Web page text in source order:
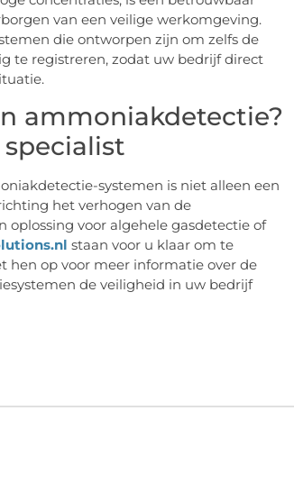
van een veilige werkomgeving.
die ontworpen zijn om zelfs de
te registreren, zodat uw bedrijf direct
ammoniakdetectie?
systemen is niet alleen een
het verhogen van de
oplossing voor algehele gasdetectie of
staan voor u klaar om te
hen op voor meer informatie over de
de veiligheid in uw bedrijf